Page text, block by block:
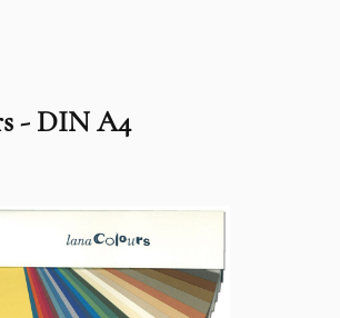
- DIN A4